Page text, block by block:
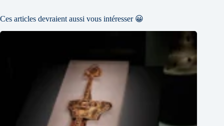
Ces articles devraient aussi vous intéresser 😀